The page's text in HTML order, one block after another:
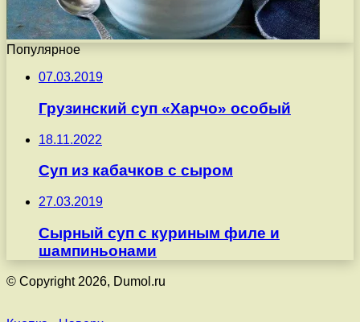
Популярное
07.03.2019
Грузинский суп «Харчо» особый
18.11.2022
Суп из кабачков с сыром
27.03.2019
Сырный суп с куриным филе и
шампиньонами
© Copyright 2026, Dumol.ru